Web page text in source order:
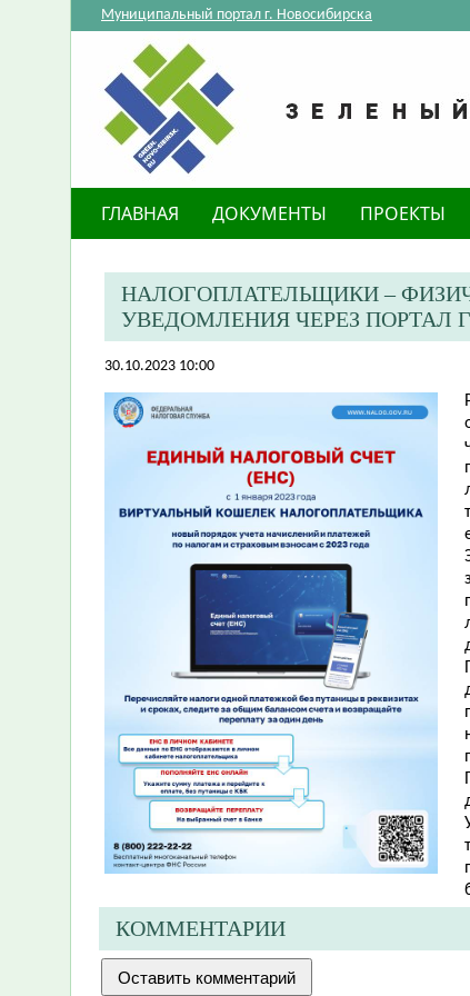
Муниципальный портал г. Новосибирска
ГЛАВНАЯ ДОКУМЕНТЫ ПРОЕКТЫ
НАЛОГОПЛАТЕЛЬЩИКИ –
УВЕДОМЛЕНИЯ ЧЕРЕЗ ПОРТАЛ
30.10.2023 10:00
КОММЕНТАРИИ